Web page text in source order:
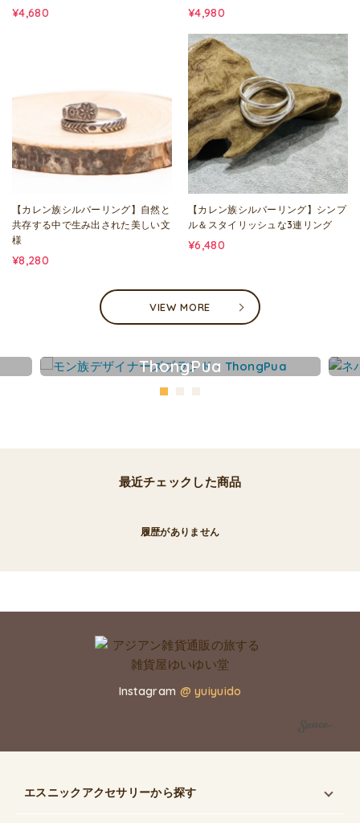
¥4,680 ¥4,980
【カレン族シルバーリング】自然と
共存する中で生み出された美しい文
様
¥8,280
【カレン族シルバーリング】シンプ
ル＆スタイリッシュな3連リング
¥6,480
VIEW MORE
ThongPua
最近チェックした商品
履歴がありません
Instagram @ yuiyuido
エスニックアクセサリーから探す